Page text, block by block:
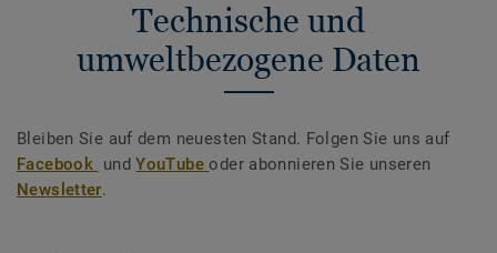
Technische und
umweltbezogene Daten
Bleiben Sie auf dem neuesten Stand. Folgen Sie uns auf
Facebook undYouTubeoder abonnieren Sie unseren
Newsletter.